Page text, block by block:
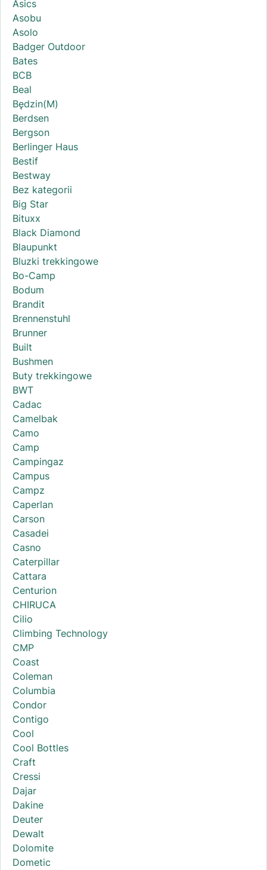
Asics
Asobu
Asolo
Badger Outdoor
Bates
BCB
Beal
Będzin(M)
Berdsen
Bergson
Berlinger Haus
Bestif
Bestway
Bez kategorii
Big Star
Bituxx
Black Diamond
Blaupunkt
Bluzki trekkingowe
Bo-Camp
Bodum
Brandit
Brennenstuhl
Brunner
Built
Bushmen
Buty trekkingowe
BWT
Cadac
Camelbak
Camo
Camp
Campingaz
Campus
Campz
Caperlan
Carson
Casadei
Casno
Caterpillar
Cattara
Centurion
CHIRUCA
Cilio
Climbing Technology
CMP
Coast
Coleman
Columbia
Condor
Contigo
Cool
Cool Bottles
Craft
Cressi
Dajar
Dakine
Deuter
Dewalt
Dolomite
Dometic